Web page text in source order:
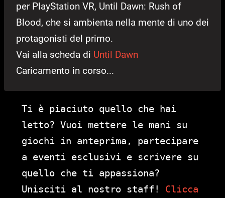
per PlayStation VR, Until Dawn: Rush of
Blood, che si ambienta nella mente di uno dei
protagonisti del primo.
Vai alla scheda di Until Dawn
Caricamento in corso...
Ti è piaciuto quello che hai
letto? Vuoi mettere le mani su
giochi in anteprima, partecipare
a eventi esclusivi e scrivere su
quello che ti appassiona?
Unisciti al nostro staff! Clicca